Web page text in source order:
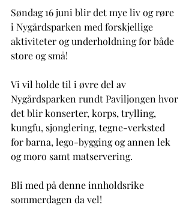
Søndag 16 juni blir det mye liv og røre
i Nygårdsparken med forskjellige
aktiviteter og underholdning for både
store og små!
Vi vil holde til i øvre del av
Nygårdsparken rundt Paviljongen hvor
det blir konserter, korps, trylling,
kungfu, sjonglering, tegne-verksted
for barna, lego-bygging og annen lek
og moro samt matservering.
Bli med på denne innholdsrike
sommerdagen da vel!